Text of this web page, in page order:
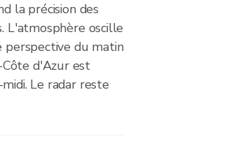
la précision des
L'atmosphère oscille
du matin
d'Azur est
Le radar reste